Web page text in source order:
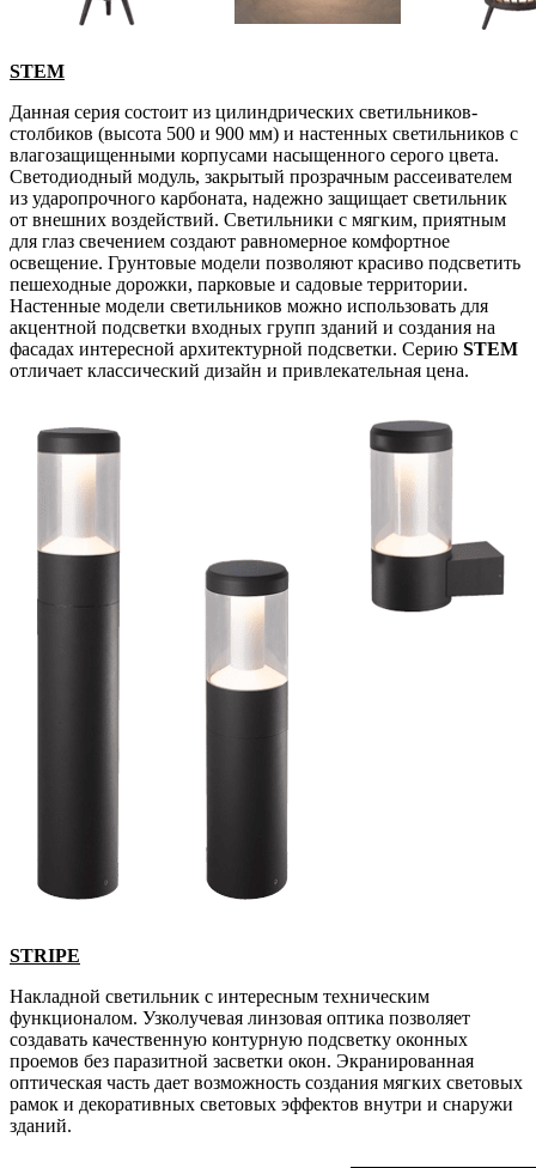
STEM
Данная серия состоит из цилиндрических светильников-
столбиков (высота 500 и 900 мм) и настенных светильников с
влагозащищенными корпусами насыщенного серого цвета.
Светодиодный модуль, закрытый прозрачным рассеивателем
из ударопрочного карбоната, надежно защищает светильник
от внешних воздействий. Светильники с мягким, приятным
для глаз свечением создают равномерное комфортное
освещение. Грунтовые модели позволяют красиво подсветить
пешеходные дорожки, парковые и садовые территории.
Настенные модели светильников можно использовать для
акцентной подсветки входных групп зданий и создания на
фасадах интересной архитектурной подсветки. Серию STEM
отличает классический дизайн и привлекательная цена.
STRIPE
Накладной светильник с интересным техническим
функционалом. Узколучевая линзовая оптика позволяет
создавать качественную контурную подсветку оконных
проемов без паразитной засветки окон. Экранированная
оптическая часть дает возможность создания мягких световых
рамок и декоративных световых эффектов внутри и снаружи
зданий.